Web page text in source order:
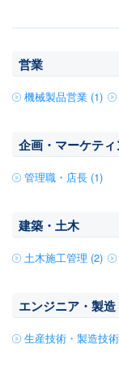
営業
機械製品営業 (1)
企画・マーケテ
管理職・店長 (1)
建築・土木
土木施工管理 (2)
エンジニア・製造
生産技術・製造技